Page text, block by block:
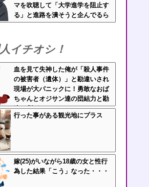
マを吹聴して「大学進学を阻止す
る」と進路を潰そうと企んでるら
しい
イチオシ！
血を見て失神した俺が「殺人事件
の被害者（遺体）」と勘違いされ
現場が大パニックに！勇敢なおば
ちゃんとオジサン達の団結力と勘
違い劇がこちらｗｗ
行った事がある観光地にプラス
嫁(25)がいながら18歳の女と性行
為した結果「こう」なった・・・